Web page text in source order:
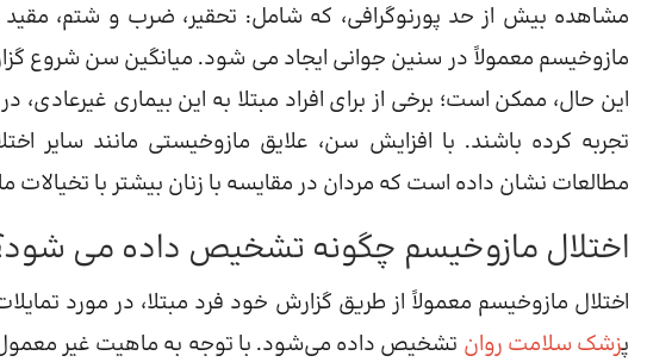
مشاهده بیش از حد پورنوگرافی، که شامل: تحقیر، ضرب و شتم،
این حال، ممکن است؛ برخی از برای افراد مبتلا به این بیماری
تجربه کرده باشند. با افزایش سن، علایق مازوخیستی مانند سایر
مطالعات نشان داده است که مردان در مقایسه با زنان بیشتر با
اختلال مازوخیسم چگونه تشخیص داده می
اختلال مازوخیسم معمولاً از طریق گزارش خود فرد مبتلا، در مورد
پزشک سلامت روان تشخیص داده می‌شود. با توجه به ماهیت غیر